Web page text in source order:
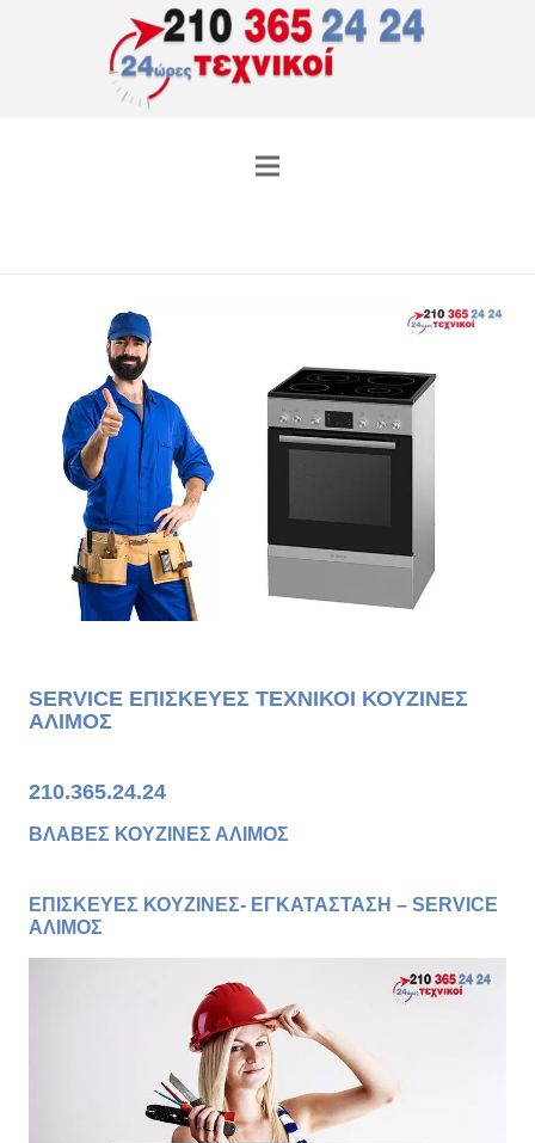
SERVICE ΕΠΙΣΚΕΥΕΣ ΤΕΧΝΙΚΟΙ ΚΟΥΖΙΝΕΣ
ΑΛΙΜΟΣ
210.365.24.24
ΒΛΑΒΕΣ ΚΟΥΖΙΝΕΣ ΑΛΙΜΟΣ
ΕΠΙΣΚΕΥΕΣ ΚΟΥΖΙΝΕΣ- ΕΓΚΑΤΑΣΤΑΣΗ – SERVICE
ΑΛΙΜΟΣ